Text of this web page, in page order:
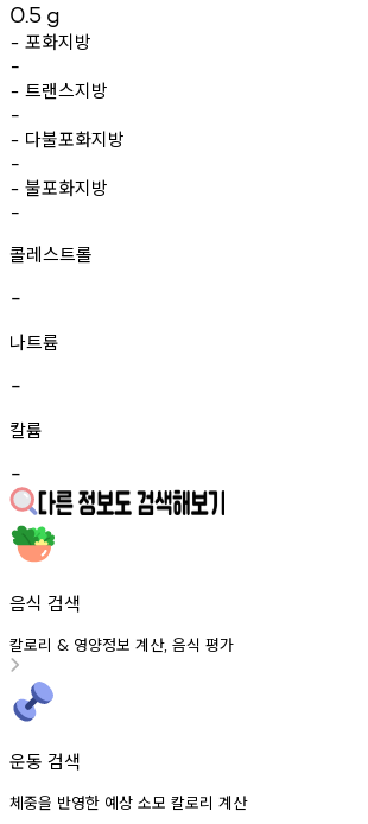
0.5 g
- 포화지방
-
- 트랜스지방
-
- 다불포화지방
-
- 불포화지방
-
콜레스트롤
-
나트륨
-
칼륨
-
음식 검색
칼로리 & 영양정보 계산, 음식 평가
운동 검색
체중을 반영한 예상 소모 칼로리 계산